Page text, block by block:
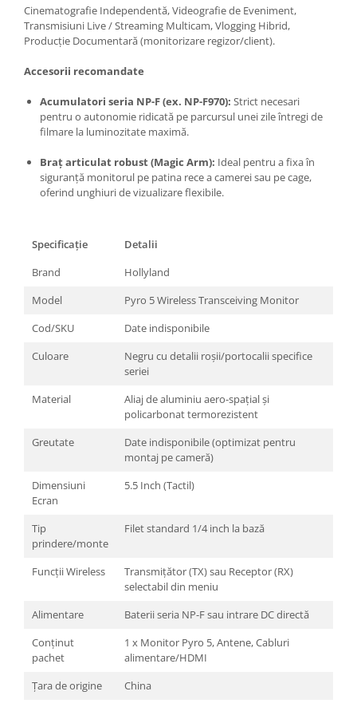
Trepiede foto
Trepiede video
Trepied / Monopied Carbon
webcam-uri
Monopiede foto/video
Cap trepied si monopied
Carucioare trepied (Dolly)
Accesorii trepiede si monopiede
Selfie Stick
Studio/Lumini si accesorii
Blitz-uri studio
Blitz-uri mobile, cu acumulatori
Softbox-uri
Lampi lumina continua
Cleme blitz fasung lumina, spigoti
Fundaluri
Suporti pentru fundaluri
Blende
produs
Declansatoare Radio si Infrarosu
Huse si genti pentru studio
Cinematografie Independentă, Videografie de Eveniment,
Transmisiuni Live / Streaming Multicam, Vlogging Hibrid,
Producție Documentară (monitorizare regizor/client).
Accesorii recomandate
Acumulatori seria NP-F (ex. NP-F970): Strict necesari
pentru o autonomie ridicată pe parcursul unei zile întregi de
filmare la luminozitate maximă.
Braț articulat robust (Magic Arm): Ideal pentru a fixa în
siguranță monitorul pe patina rece a camerei sau pe cage,
oferind unghiuri de vizualizare flexibile.
Specificație
Detalii
Brand
Hollyland
Model
Pyro 5 Wireless Transceiving Monitor
Cod/SKU
Date indisponibile
Culoare
Negru cu detalii roșii/portocalii specifice
seriei
Material
Aliaj de aluminiu aero-spațial și
policarbonat termorezistent
Greutate
Date indisponibile (optimizat pentru
montaj pe cameră)
Dimensiuni
Ecran
5.5 Inch (Tactil)
Tip
prindere/monte
Filet standard 1/4 inch la bază
Funcții Wireless
Transmițător (TX) sau Receptor (RX)
selectabil din meniu
Alimentare
Baterii seria NP-F sau intrare DC directă
Conținut
pachet
1 x Monitor Pyro 5, Antene, Cabluri
alimentare/HDMI
Țara de origine
China